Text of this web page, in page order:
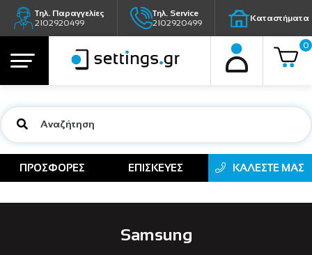
Τηλ. Παραγγελίες
2102920499
Τηλ. Service
2102920499
Καταστήματα
0
ΠΡΟΣΦΟΡΕΣ ΕΠΙΣΚΕΥΕΣ ΚΑΛΕΣΤΕ ΜΑΣ
Samsung